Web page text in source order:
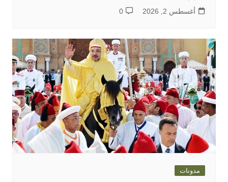
أغسطس 2, 2026 0
مدونات